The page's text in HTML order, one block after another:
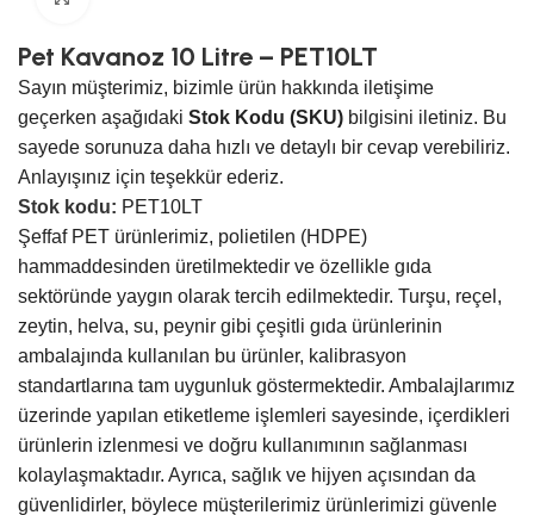
Pet Kavanoz 10 Litre – PET10LT
Sayın müşterimiz, bizimle ürün hakkında iletişime
geçerken aşağıdaki Stok Kodu (SKU) bilgisini iletiniz. Bu
sayede sorunuza daha hızlı ve detaylı bir cevap verebiliriz.
Anlayışınız için teşekkür ederiz.
Stok kodu: PET10LT
Şeffaf PET ürünlerimiz, polietilen (HDPE)
hammaddesinden üretilmektedir ve özellikle gıda
sektöründe yaygın olarak tercih edilmektedir. Turşu, reçel,
zeytin, helva, su, peynir gibi çeşitli gıda ürünlerinin
ambalajında kullanılan bu ürünler, kalibrasyon
standartlarına tam uygunluk göstermektedir. Ambalajlarımız
üzerinde yapılan etiketleme işlemleri sayesinde, içerdikleri
ürünlerin izlenmesi ve doğru kullanımının sağlanması
kolaylaşmaktadır. Ayrıca, sağlık ve hijyen açısından da
güvenlidirler, böylece müşterilerimiz ürünlerimizi güvenle